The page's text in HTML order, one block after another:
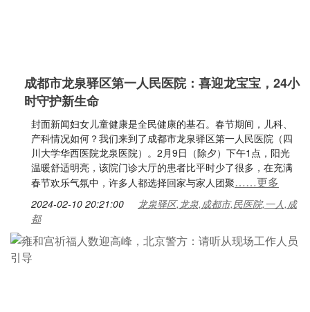
成都市龙泉驿区第一人民医院：喜迎龙宝宝，24小
时守护新生命
封面新闻妇女儿童健康是全民健康的基石。春节期间，儿科、
产科情况如何？我们来到了成都市龙泉驿区第一人民医院（四
川大学华西医院龙泉医院）。2月9日（除夕）下午1点，阳光
温暖舒适明亮，该院门诊大厅的患者比平时少了很多，在充满
春节欢乐气氛中，许多人都选择回家与家人团聚……更多
2024-02-10 20:21:00
龙泉驿区,龙泉,成都市,民医院,一人,成
都